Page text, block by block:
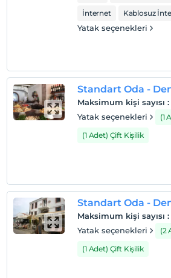
İnternet
Kablosuz
Yatak seçenekleri
Maksimum kişi sayısı :
Yatak seçenekleri
(1
(1 Adet) Çift Kişilik
Standart Oda -
Maksimum kişi sayısı :
Yatak seçenekleri
(2
(1 Adet) Çift Kişilik